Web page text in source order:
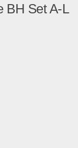
BH Set A-L